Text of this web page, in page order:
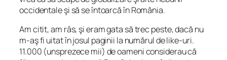
occidentale şi să se întoarcă în România.
Am citit, am râs, şi eram gata să trec peste, dacă nu
m-aş fi uitat în josul paginii la numărul de like-uri.
11.000 (unsprezece mii) de oameni considerau că